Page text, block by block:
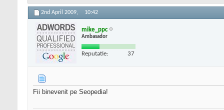
2nd April 2009, 10:42
mike_ppc
Ambasador
Reputatie: 37
Fii binevenit pe Seopedia!